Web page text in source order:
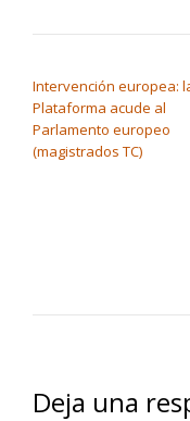
Intervención europea:
Plataforma acude al
Parlamento europeo
(magistrados TC)
Deja una